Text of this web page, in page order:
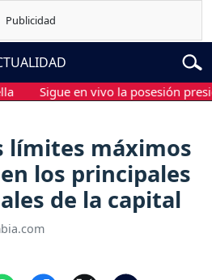
Sigue en vivo la posesión
límites máximos
los principales
de la capital